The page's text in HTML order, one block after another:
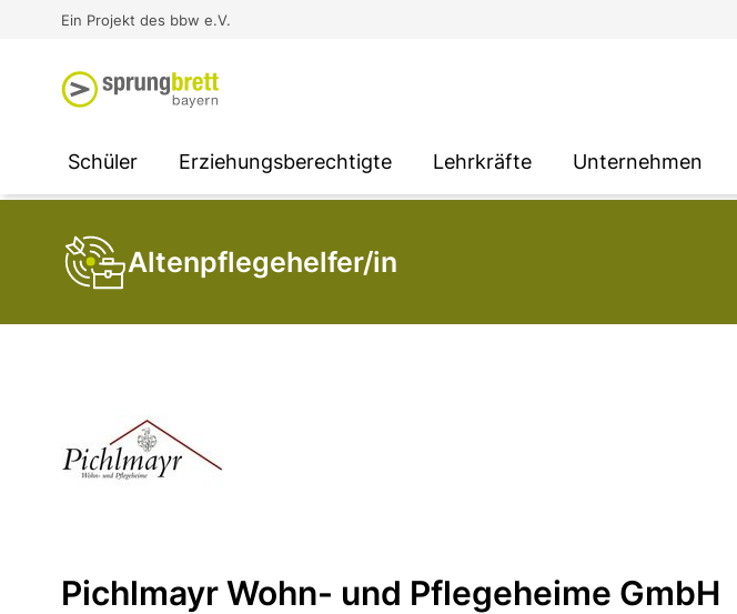
Ein Projekt des bbw e.V.
Schüler
SOCIAL MEDIA
Erziehungsberechtigte
SOCIAL MEDIA
Lehrkräfte
SOCIAL MEDIA
Unternehmen
Unternehmen
Altenpflegehelfer/in
Pichlmayr Wohn- und Pflegeheime GmbH